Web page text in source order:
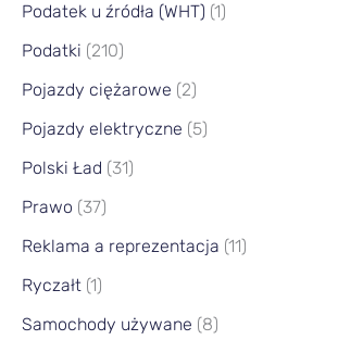
Podatek u źródła (WHT) (1)
Podatki (210)
Pojazdy ciężarowe (2)
Pojazdy elektryczne (5)
Polski Ład (31)
Prawo (37)
Reklama a reprezentacja (11)
Ryczałt (1)
Samochody używane (8)